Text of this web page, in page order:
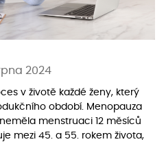
2024
v životě každé ženy, který
období. Menopauza
menstruaci 12 měsíců
mezi 45. a 55. rokem života,